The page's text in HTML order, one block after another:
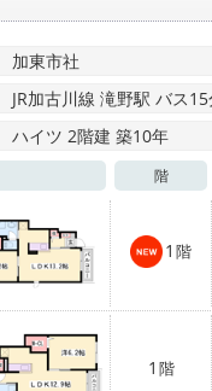
加東市社
JR加古川線 滝野駅 バス
ハイツ 2階建 築10年
階
1 階
1 階